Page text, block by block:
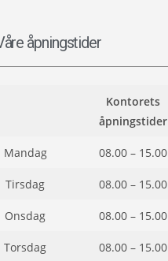
åpningstider
Kontorets
åpningstider
Mandag 08.00 – 15.00
Tirsdag 08.00 – 15.00
Onsdag 08.00 – 15.00
Torsdag 08.00 – 15.00